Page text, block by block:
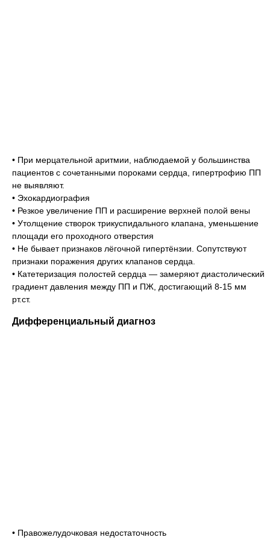
• При мерцательной аритмии, наблюдаемой у большинства
пациентов с сочетанными пороками сердца, гипертрофию ПП
не выявляют.
• Эхокардиография
• Резкое увеличение ПП и расширение верхней полой вены
• Утолщение створок трикуспидального клапана, уменьшение
площади его проходного отверстия
• Не бывает признаков лёгочной гипертёнзии. Сопутствуют
признаки поражения других клапанов сердца.
• Катетеризация полостей сердца — замеряют диастолический
градиент давления между ПП и ПЖ, достигающий 8-15 мм
рт.ст.
Дифференциальный диагноз
• Правожелудочковая недостаточность